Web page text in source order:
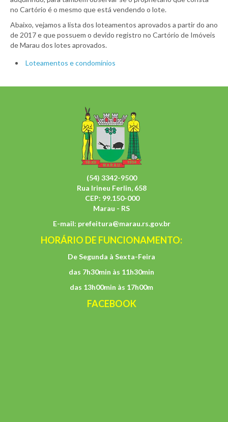
no Cartório é o mesmo que está vendendo o lote.
Abaixo, vejamos a lista dos loteamentos aprovados a partir do ano
de 2017 e que possuem o devido registro no Cartório de Imóveis
de Marau dos lotes aprovados.
Loteamentos e condomínios
(54) 3342-9500
Rua Irineu Ferlin, 658
CEP: 99.150-000
Marau - RS
E-mail: prefeitura@marau.rs.gov.br
HORÁRIO DE FUNCIONAMENTO:
De Segunda à Sexta-Feira
das 7h30min às 11h30min
das 13h00min às 17h00m
FACEBOOK